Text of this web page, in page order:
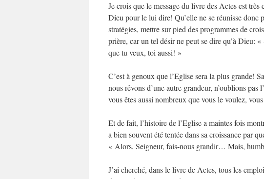
Je crois que le message du livre des Actes est
Dieu pour le lui dire! Qu’elle ne se réunisse donc
stratégies, mettre sur pied des programmes de
prière, car un tel désir ne peut se dire qu’à Dieu:
que tu veux, toi aussi! »
C’est à genoux que l’Eglise sera la plus grande!
nous rêvons d’une autre grandeur, n’oublions
vous êtes aussi nombreux que vous le voulez,
Et de fait, l’histoire de l’Eglise a maintes fois
a bien souvent été tentée dans sa croissance par
« Alors, Seigneur, fais-nous grandir… Mais,
J’ai cherché, dans le livre de Actes, tous les